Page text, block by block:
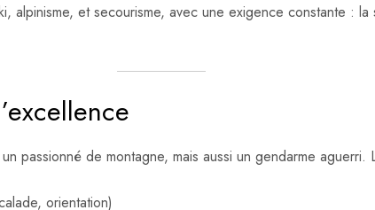
alpinisme, et secourisme, avec une exigence constante :
passionné de montagne, mais aussi un gendarme
orientation)